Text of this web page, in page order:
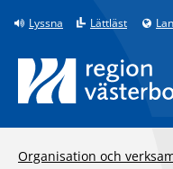
Till innehåll på sidan
Lyssna Lättläst
Organisation och